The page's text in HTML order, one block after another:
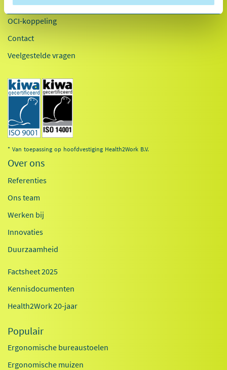
Inloggen
OCI-koppeling
Contact
Veelgestelde vragen
* Van toepassing op hoofdvestiging Health2Work B.V.
Over ons
Referenties
Ons team
Werken bij
Innovaties
Duurzaamheid
Factsheet 2025
Kennisdocumenten
Health2Work 20-jaar
Populair
Ergonomische bureaustoelen
Ergonomische muizen